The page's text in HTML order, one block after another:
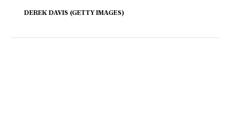
DEREK DAVIS (GETTY IMAGES)